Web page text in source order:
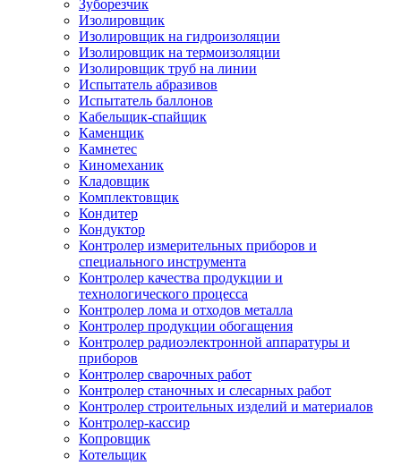
Зуборезчик
Изолировщик
Изолировщик на гидроизоляции
Изолировщик на термоизоляции
Изолировщик труб на линии
Испытатель абразивов
Испытатель баллонов
Кабельщик-спайщик
Каменщик
Камнетес
Киномеханик
Кладовщик
Комплектовщик
Кондитер
Кондуктор
Контролер измерительных приборов и
специального инструмента
Контролер качества продукции и
технологического процесса
Контролер лома и отходов металла
Контролер продукции обогащения
Контролер радиоэлектронной аппаратуры и
приборов
Контролер сварочных работ
Контролер станочных и слесарных работ
Контролер строительных изделий и материалов
Контролер-кассир
Копровщик
Котельщик